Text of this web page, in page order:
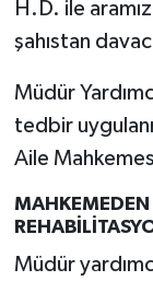
H.D. ile
şahıstan
Müdür
tedbir
Aile
Müdür